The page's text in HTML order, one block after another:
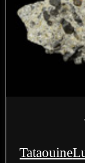
Tataouine